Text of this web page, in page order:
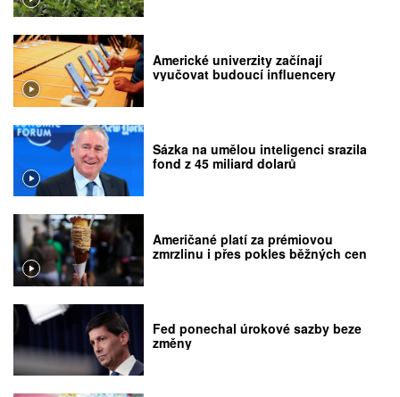
Americké univerzity začínají
vyučovat budoucí influencery
Sázka na umělou inteligenci srazila
fond z 45 miliard dolarů
Američané platí za prémiovou
zmrzlinu i přes pokles běžných cen
Fed ponechal úrokové sazby beze
změny